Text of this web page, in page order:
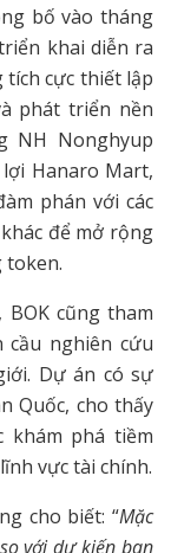
bố vào tháng
khai diễn ra
tích cực thiết lập
phát triển nền
NH Nonghyup
Hanaro Mart,
phán với các
để mở rộng
token.
cũng tham
cầu nghiên cứu
Dự án có sự
Quốc, cho thấy
khám phá tiềm
vực tài chính.
cho biết: “Mặc
với dự kiến ban